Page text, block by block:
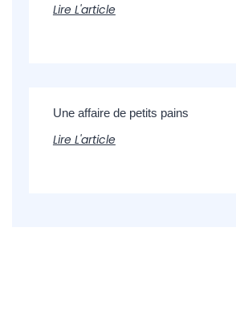
Lire L'article
Une affaire de petits pains
Lire L'article